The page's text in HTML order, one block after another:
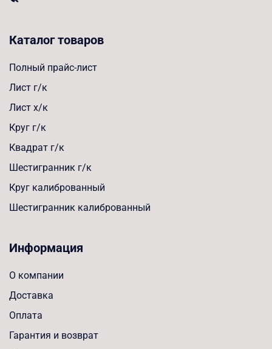
Каталог товаров
Полный прайс-лист
Лист г/к
Лист х/к
Круг г/к
Квадрат г/к
Шестигранник г/к
Круг калиброванный
Шестигранник калиброванный
Информация
О компании
Доставка
Оплата
Гарантия и возврат